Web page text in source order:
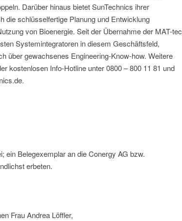
Darüber hinaus bietet SunTechnics ihrer
die schlüsselfertige Planung und Entwicklung
von Bioenergie. Seit der Übernahme der MAT-tec
Systemintegratoren in diesem Geschäftsfeld,
über gewachsenes Engineering-Know-how. Weitere
kostenlosen Info-Hotline unter 0800 – 800 11 81 und
ein Belegexemplar an die Conergy AG bzw.
erbeten.
Frau Andrea Löffler,